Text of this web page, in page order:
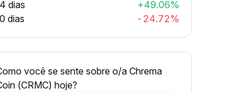
dias
+49.06%
dias
-24.72%
você se sente sobre o/a Chrema
(CRMC) hoje?